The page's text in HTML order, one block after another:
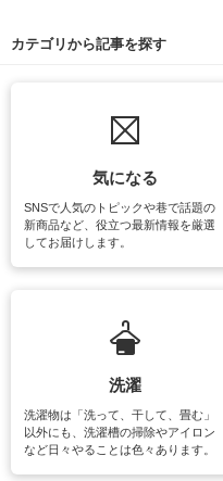
カテゴリから記事を探す
気になる
SNSで人気のトピックや巷で話題の
新商品など、役立つ最新情報を厳選
してお届けします。
洗濯
洗濯物は「洗って、干して、畳む」
以外にも、洗濯槽の掃除やアイロン
など日々やることは色々あります。